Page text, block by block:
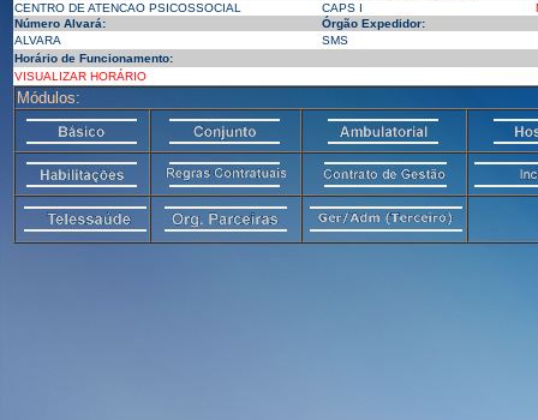
CENTRO DE ATENCAO PSICOSSOCIAL
CAPS I
Número Alvará:
Órgão Expedidor:
ALVARA
SMS
Horário de Funcionamento:
VISUALIZAR HORÁRIO
Módulos: